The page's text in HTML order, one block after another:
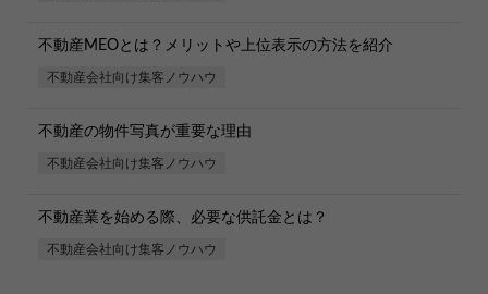
不動産MEOとは？メリットや上位表示の方法を紹介
不動産会社向け集客ノウハウ
不動産の物件写真が重要な理由
不動産会社向け集客ノウハウ
不動産業を始める際、必要な供託金とは？
不動産会社向け集客ノウハウ